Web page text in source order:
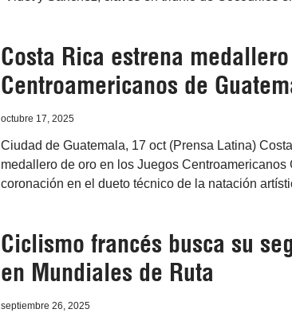
Costa Rica estrena
Centroamericanos de
octubre 17, 2025
Ciudad de Guatemala, 17 oct (Prensa Latina)
medallero de oro en los Juegos Centroamericanos
coronación en el dueto técnico de la natación
Ciclismo francés busca su
en Mundiales de Ruta
septiembre 26, 2025